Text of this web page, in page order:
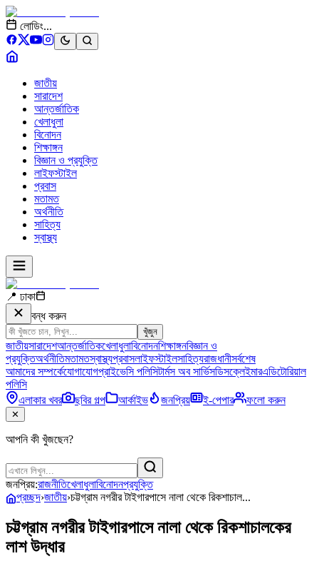
লোডিং...
জাতীয়
সারাদেশ
আন্তর্জাতিক
খেলাধুলা
বিনোদন
শিক্ষাঙ্গন
বিজ্ঞান ও প্রযুক্তি
লাইফস্টাইল
প্রবাস
মতামত
অর্থনীতি
সাহিত্য
স্বাস্থ্য
📍 ঢাকা
বন্ধ করুন
খুঁজুন
জাতীয়সারাদেশআন্তর্জাতিকখেলাধুলাবিনোদনশিক্ষাঙ্গনবিজ্ঞান ও
প্রযুক্তিঅর্থনীতিমতামতস্বাস্থ্যপ্রবাসলাইফস্টাইলসাহিত্যরাজধানীসর্বশেষ
আমাদের সম্পর্কেযোগাযোগপ্রাইভেসি পলিসিটার্মস অব সার্ভিসডিসক্লেইমারএডিটোরিয়াল
পলিসি
এলাকার খবর
ছবির গল্প আর্কাইভ জনপ্রিয় ই-পেপার ফলো করুন
✕
আপনি কী খুঁজছেন?
জনপ্রিয়:রাজনীতিখেলাধুলাবিনোদনপ্রযুক্তি
প্রচ্ছদ›জাতীয়›চট্টগ্রাম নগরীর টাইগারপাসে নালা থেকে রিকশাচাল...
চট্টগ্রাম নগরীর টাইগারপাসে নালা থেকে রিকশাচালকের
লাশ উদ্ধার